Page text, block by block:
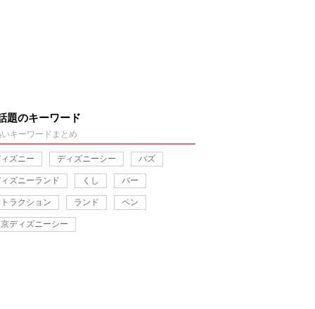
題のキーワード
キーワードまとめ
ズニー ディズニーシー バズ
ズニーランド くし バー
ラクション ランド ペン
ディズニーシー